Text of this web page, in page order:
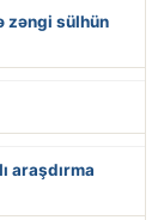
zəngi sülhün
araşdırma